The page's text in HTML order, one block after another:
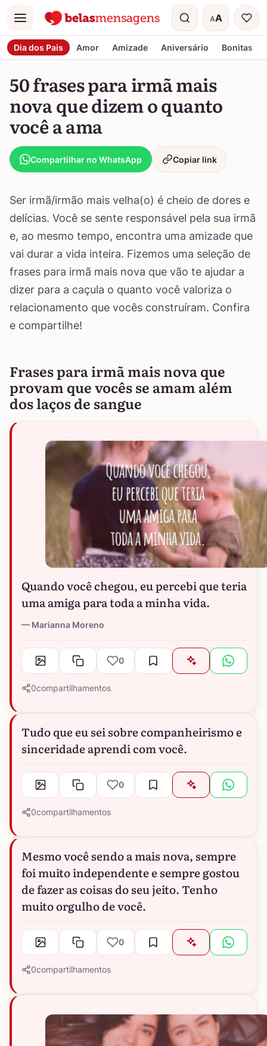
Menu AA
Tamanho do
Dia dos Pais Amor Amizade Aniversário Bonitas
50 frases para irmã mais
nova que dizem o quanto
você a ama
Compartilhar no WhatsApp Copiar link
Ser irmã/irmão mais velha(o) é cheio de dores e
delícias. Você se sente responsável pela sua irmã
e, ao mesmo tempo, encontra uma amizade que
vai durar a vida inteira. Fizemos uma seleção de
frases para irmã mais nova que vão te ajudar a
dizer para a caçula o quanto você valoriza o
relacionamento que vocês construíram. Confira
e compartilhe!
Frases para irmã mais nova que
provam que vocês se amam além
dos laços de sangue
Quando você chegou, eu percebi que teria
uma amiga para toda a minha vida.
Marianna Moreno
0
0compartilhamentos
Tudo que eu sei sobre companheirismo e
sinceridade aprendi com você.
0
0compartilhamentos
Mesmo você sendo a mais nova, sempre
foi muito independente e sempre gostou
de fazer as coisas do seu jeito. Tenho
muito orgulho de você.
0
0compartilhamentos